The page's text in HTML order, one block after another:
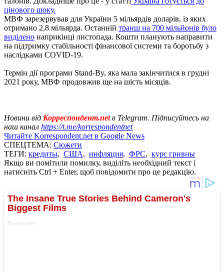
цінового шоку.
МВФ зарезервував для України 5 мільярдів доларів, із яких
отримано 2,8 мільярда. Останній транш на 700 мільйонів було
виділено наприкінці листопада. Кошти планують направити
на підтримку стабільності фінансової системи та боротьбу з
наслідками COVID-19.
Термін дії програми Stand-By, яка мала закінчитися в грудні
2021 року, МВФ продовжив ще на шість місяців.
Новини від Корреспондент.netв Telegram. Підписуйтесь на
наш канал https://t.me/korrespondentnet
Читайте Korrespondent.net в Google News
СПЕЦТЕМА: Сюжети
ТЕГИ: кредиты, США, инфляция, ФРС, курс гривны
Якщо ви помітили помилку, виділіть необхідний текст і
натисніть Ctrl + Enter, щоб повідомити про це редакцію.